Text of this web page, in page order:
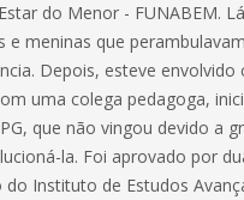
do Menor - FUNABEM.
meninas que
Depois, esteve envolvido
uma colega pedagoga,
que não vingou devido a
la. Foi aprovado por
Instituto de Estudos